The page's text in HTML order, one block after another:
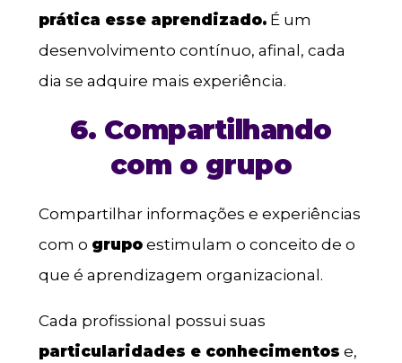
prática esse aprendizado.É um
desenvolvimento contínuo, afinal, cada
dia se adquire mais experiência.
6. Compartilhando
com o grupo
Compartilhar informações e experiências
com o grupoestimulam o conceito de o
que é aprendizagem organizacional.
Cada profissional possui suas
particularidades e conhecimentos e,